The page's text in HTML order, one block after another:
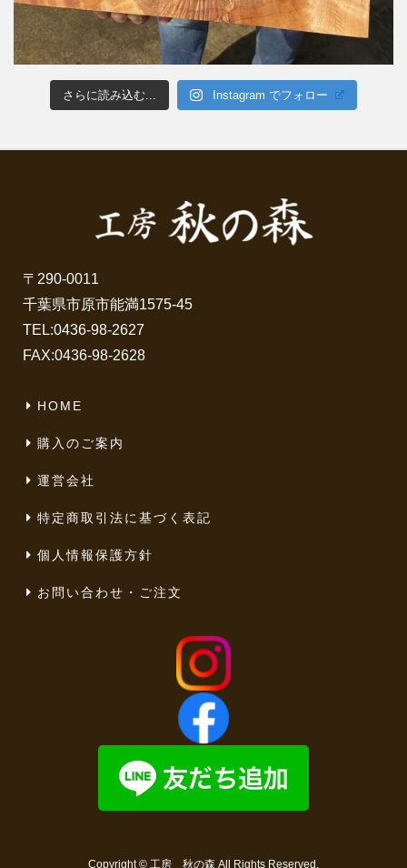
さらに読み込む... Instagram でフォロー
〒290-0011
千葉県市原市能満1575-45
TEL:0436-98-2627
FAX:0436-98-2628
HOME
購入のご案内
運営会社
特定商取引法に基づく表記
個人情報保護方針
お問い合わせ・ご注文
Copyright © 工房 秋の森 All Rights Reserved.